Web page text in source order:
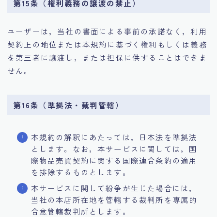
第15条（権利義務の譲渡の禁止）
ユーザーは，当社の書面による事前の承諾なく，利用
契約上の地位または本規約に基づく権利もしくは義務
を第三者に譲渡し，または担保に供することはできま
せん。
第16条（準拠法・裁判管轄）
本規約の解釈にあたっては，日本法を準拠法
とします。なお，本サービスに関しては，国
際物品売買契約に関する国際連合条約の適用
を排除するものとします。
本サービスに関して紛争が生じた場合には，
当社の本店所在地を管轄する裁判所を専属的
合意管轄裁判所とします。